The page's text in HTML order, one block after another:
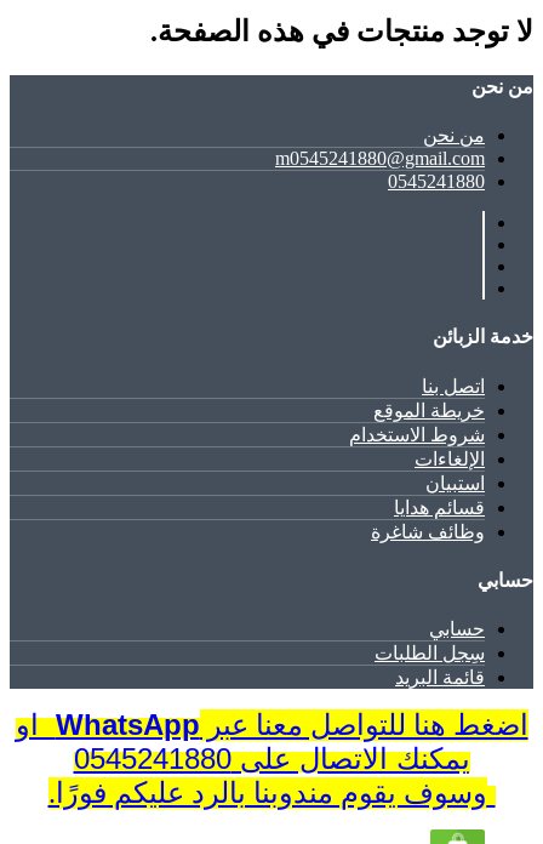
لا توجد منتجات في هذه الصفحة.
ﻣﻦ ﻧﺤﻦ
ﻣﻦ ﻧﺤﻦ
m0545241880@gmail.com
0545241880
خدمة الزبائن
اتصل بنا
خريطة الموقع
شروط الاستخدام
الإلغاءات
استبيان
قسائم هدايا
وظائف شاغرة
حسابي
حسابي
سِجل الطلبات
قائمة البريد
اضغط هنا للتواصل معنا عبرWhatsAppاو
يمكنك الاتصال على 0545241880
وسوف يقوم مندوبنا بالرد عليكم فورًا.